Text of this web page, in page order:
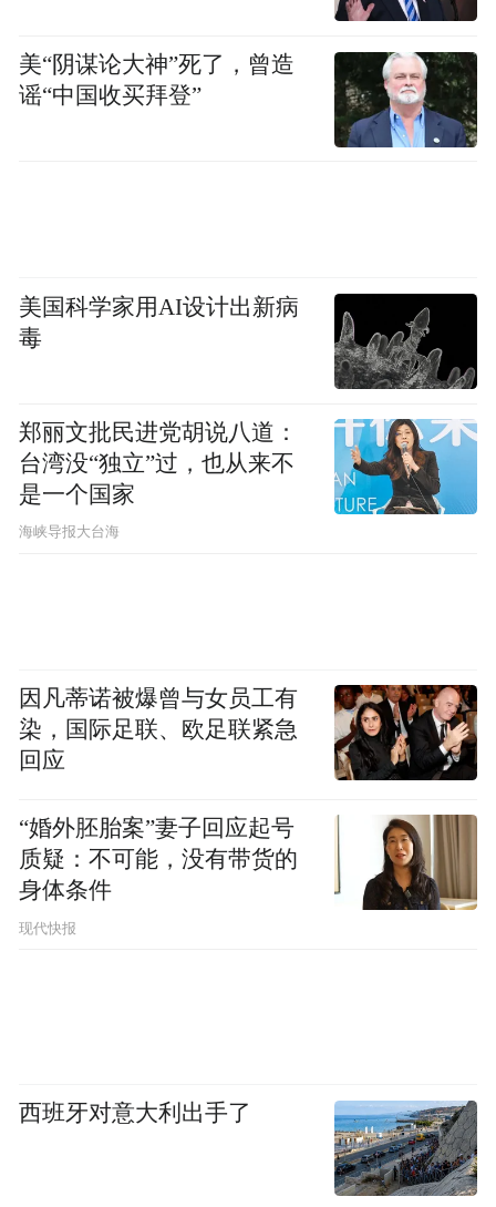
“特别声明：以上作品内容(包括在内的视频、图片或音
频)为凤凰网旗下自媒体平台“大风号”用户上传并发
Notice: The content above (including the videos,
pictures and audios if any) is uploaded and posted
by the user of Dafeng Hao, which is a social media
platform and merely provides information storage
space services.”
美“阴谋论大神”死了，曾造
谣“中国收买拜登”
美国科学家用AI设计出新病
毒
郑丽文批民进党胡说八道：
台湾没“独立”过，也从来不
是一个国家
​海峡导报大台海
因凡蒂诺被爆曾与女员工有
染，国际足联、欧足联紧急
回应
“婚外胚胎案”妻子回应起号
质疑：不可能，没有带货的
身体条件
现代快报
西班牙对意大利出手了